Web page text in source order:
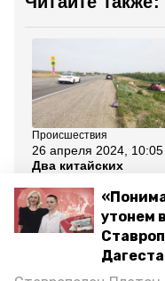
утонем
Происшествия
26 апреля 2024, 10:05
Два китайских
на Ставрополье
Все новости